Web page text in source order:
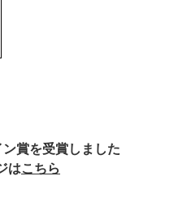
ン賞を受賞しました
はこちら